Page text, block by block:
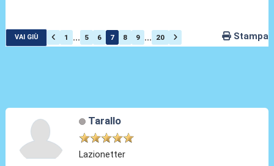
VAI GIÙ 1 ... 5 6 7 8 9 ... 20 Stampa
Tarallo
Lazionetter